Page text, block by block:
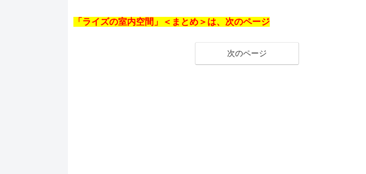
「ライズの室内空間」＜まとめ＞は、次のページ
次のページ